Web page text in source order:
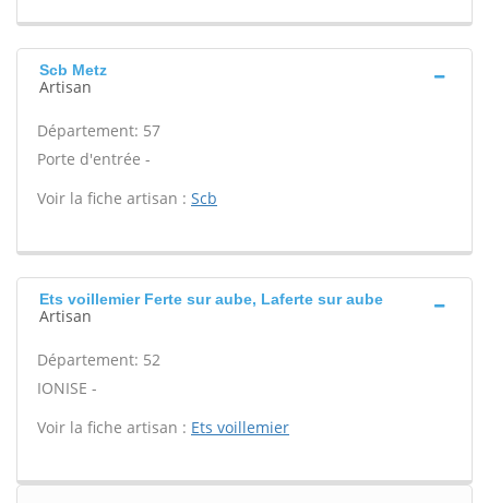
Scb Metz
Artisan
Département: 57
Porte d'entrée -
Voir la fiche artisan : Scb
Ets voillemier Ferte sur aube, Laferte sur aube
Artisan
Département: 52
IONISE -
Voir la fiche artisan : Ets voillemier